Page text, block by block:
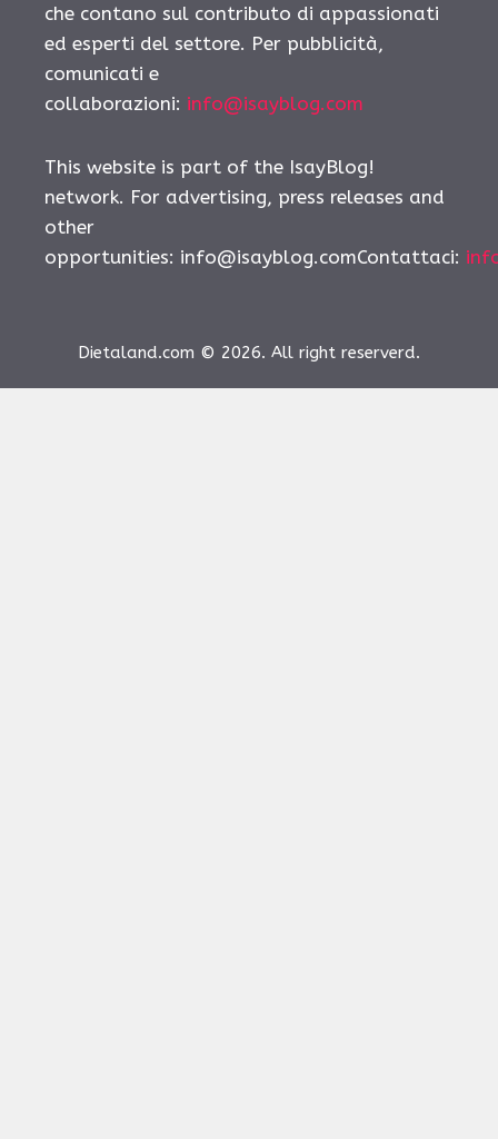
che contano sul contributo di appassionati
ed esperti del settore. Per pubblicità,
comunicati e
collaborazioni: info@isayblog.com
This website is part of the IsayBlog!
network. For advertising, press releases and
other
opportunities: info@isayblog.comContattaci:
Dietaland.com © 2026. All right reserverd.